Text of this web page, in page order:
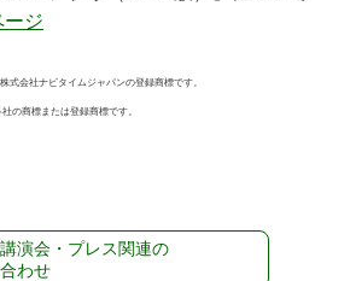
ジ
式会社ナビタイムジャパンの登録商標です。
の商標または登録商標です。
演会・プレス関連の
わせ